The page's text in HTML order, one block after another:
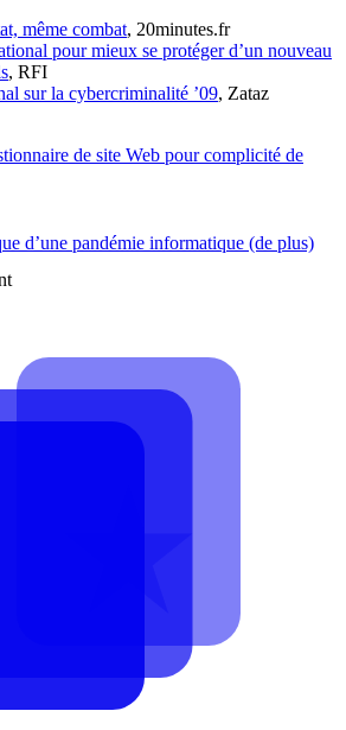
même combat, 20minutes.fr
pour mieux se protéger d’un nouveau
, RFI
sur la cybercriminalité ’09, Zataz
de site Web pour complicité de
d’une pandémie informatique (de plus)